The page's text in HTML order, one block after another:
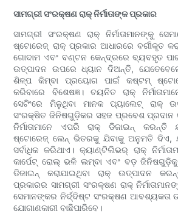
ସାମଗ୍ରୀ ସଂରକ୍ଷଣ ରାକ୍ ନିର୍ମାତାଙ୍କ ପ୍ରକାର
ସାମଗ୍ରୀ ସଂରକ୍ଷଣ ରାକ୍ ନିର୍ମାତାମାନଙ୍କୁ
ଷ୍ଟୋରେଜ୍ ରାକ୍ ପ୍ରକାର ଆଧାରରେ ବର୍ଗୀକୃତ
ଗୋଦାମ ଏବଂ ବଣ୍ଟନ କେନ୍ଦ୍ରରେ ବ୍ୟବହୃତ
ଉତ୍ପାଦନ ଉପରେ ଧ୍ୟାନ ଦିଅନ୍ତି,
ଶିଳ୍ପ କିମ୍ବା ପ୍ରୟୋଗ ପାଇଁ କଷ୍ଟମ୍
କରିବାରେ ବିଶେଷଜ୍ଞ। ଚୟନିତ ରାକ୍
ସେଟିଂରେ ମିଳୁଥିବା ମାନକ ପ୍ୟାଲେଟ୍ ରାକ୍
ସଂରକ୍ଷିତ ଜିନିଷଗୁଡ଼ିକର ସହଜ ପ୍ରବେଶ ପ୍ରଦାନ
ନିର୍ମାତାମାନେ ଏପରି ରାକ୍ ଡିଜାଇନ୍ କରନ୍ତି
ଷ୍ଟୋରେଜ୍ ଲେନ୍ ଭିତରକୁ ଯିବାକୁ ଅନୁମତି ଦିଏ,
ସର୍ବାଧିକ କରିଥାଏ। କ୍ୟାଣ୍ଟିଲିଭର୍ ରାକ୍
କାର୍ପେଟ୍ ରୋଲ୍ ଭଳି ଲମ୍ବା ଏବଂ ବଡ଼
ଡିଜାଇନ୍ କରାଯାଇଥିବା ରାକ୍ ଉତ୍ପାଦନ
ପ୍ରକାରର ସାମଗ୍ରୀ ସଂରକ୍ଷଣ ରାକ୍
ସେମାନଙ୍କର ନିର୍ଦ୍ଦିଷ୍ଟ ସଂରକ୍ଷଣ ଆବଶ୍ୟକତା
ଯୋଗାଣକାରୀ ବାଛିପାରିବେ।